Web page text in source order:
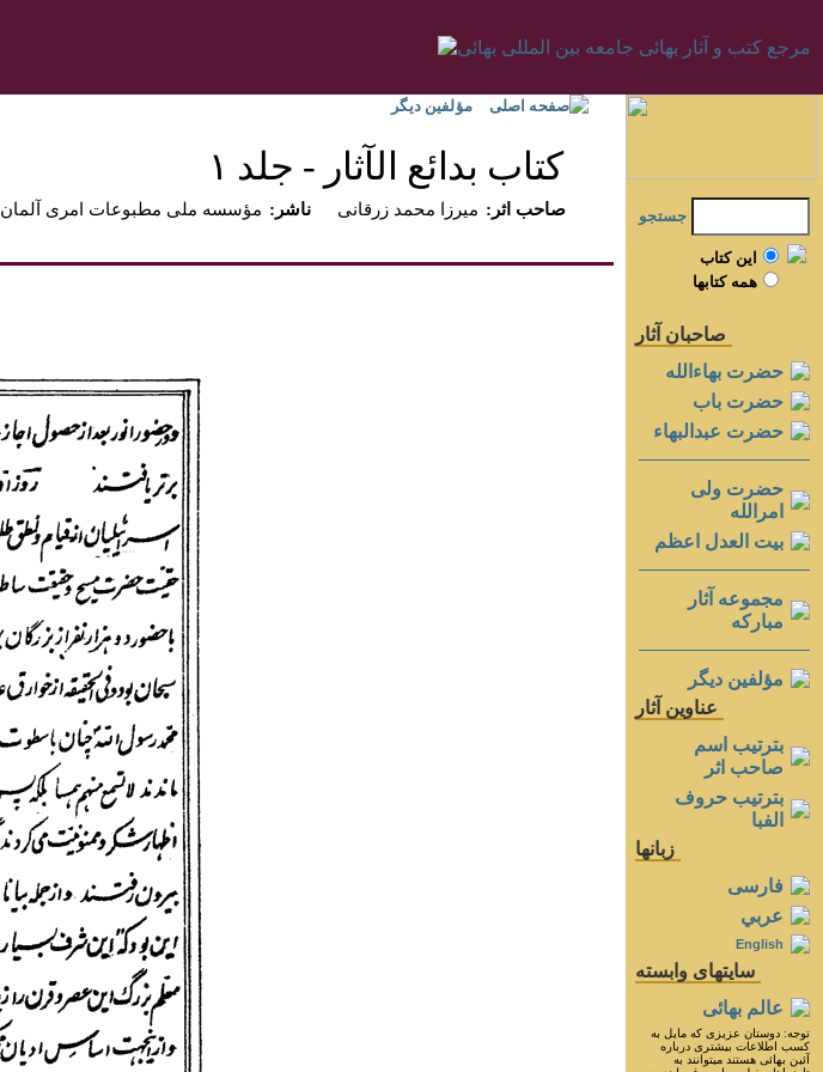
صفحه اصلی مؤلفين ديگر
كتاب بدائع الآثار - جلد ۱‏
مؤسسه ملى مطبوعات امرى آلمان :ناشر ميرزا محمد زرقانى
:صاحب اثر
جستجو
اين کتاب
همه کتابها
صاحبان آثار
حضرت بهاءالله
حضرت باب
حضرت عبدالبهاء
حضرت ولی
امرالله
بيت العدل اعظم
مجموعه آثار
مباركه
مؤلفين ديگر
عناوين آثار
بترتيب اسم
صاحب اثر
بترتيب حروف
الفبا
زبانها
فارسی
عربي
English
سايتهای وابسته
عالم بهائی
توجه: دوستان عزيزى كه مايل به
كسب اطلاعات بيشترى درباره
آئين بهائى هستند ميتوانند به